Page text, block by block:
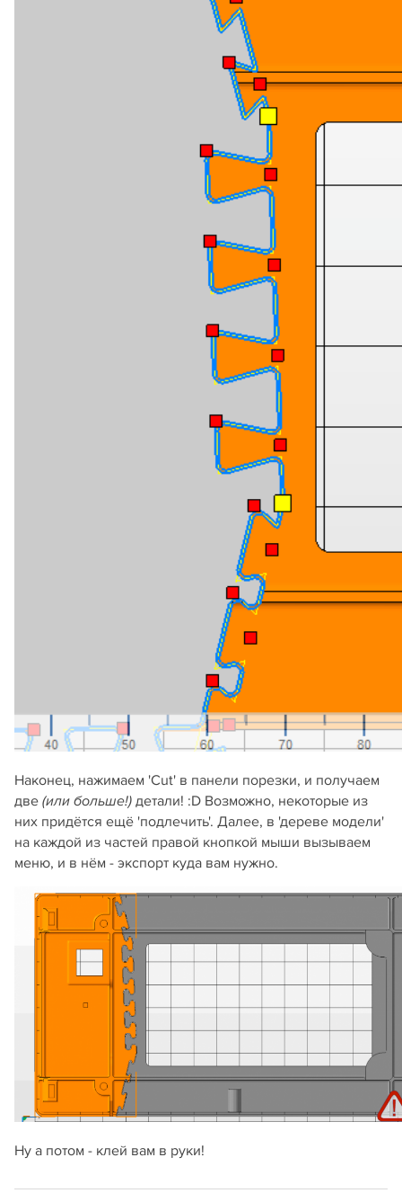
Наконец, нажимаем 'Cut' в панели порезки, и получаем
две (или больше!) детали! :D Возможно, некоторые из
них придётся ещё 'подлечить'. Далее, в 'дереве модели'
на каждой из частей правой кнопкой мыши вызываем
меню, и в нём - экспорт куда вам нужно.
Ну а потом - клей вам в руки!